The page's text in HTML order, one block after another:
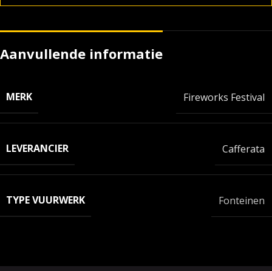
Aanvullende informatie
MERK Fireworks Festival
LEVERANCIER Cafferata
TYPE VUURWERK Fonteinen